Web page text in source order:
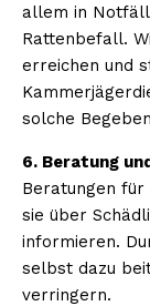
allem in
Rattenbefall.
erreichen und
solche
6. Beratung
Beratungen für
sie über
informieren.
selbst dazu
verringern.